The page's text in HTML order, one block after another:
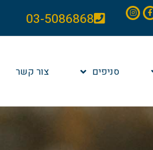
03-5086868
סניפים צור קשר